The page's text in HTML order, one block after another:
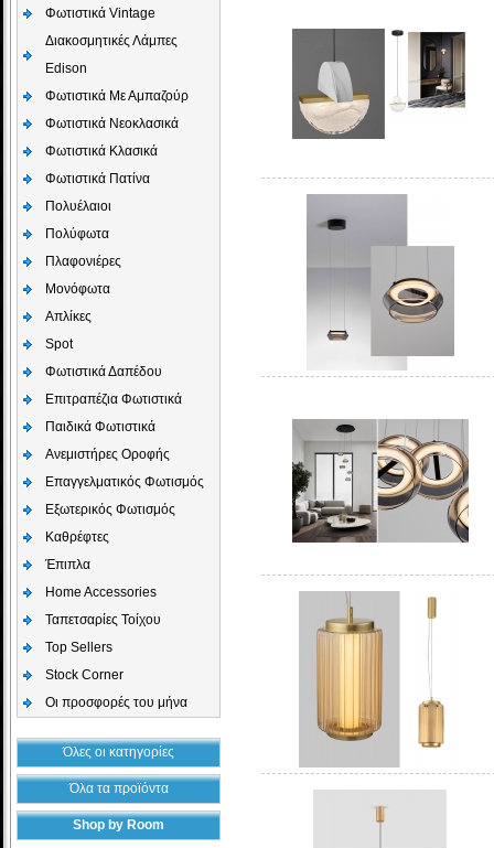
Φωτιστικά Vintage
Διακοσμητικές Λάμπες
Edison
Φωτιστικά Με Αμπαζούρ
Φωτιστικά Νεοκλασικά
Φωτιστικά Κλασικά
Φωτιστικά Πατίνα
Πολυέλαιοι
Πολύφωτα
Πλαφονιέρες
Μονόφωτα
Απλίκες
Spot
Φωτιστικά Δαπέδου
Επιτραπέζια Φωτιστικά
Παιδικά Φωτιστικά
Aνεμιστήρες Οροφής
Επαγγελματικός Φωτισμός
Εξωτερικός Φωτισμός
Καθρέφτες
Έπιπλα
Home Accessories
Ταπετσαρίες Τοίχου
Top Sellers
Stock Corner
Οι προσφορές του μήνα
Όλες οι κατηγορίες
Όλα τα προϊόντα
Shop by Room